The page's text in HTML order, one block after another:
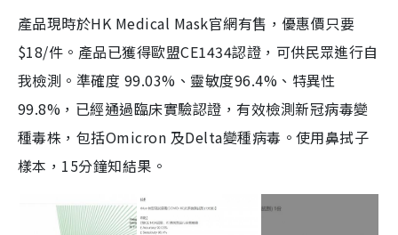
產品現時於HK Medical Mask官網有售，優惠價只要
$18/件。產品已獲得歐盟CE1434認證，可供民眾進行自
我檢測。準確度 99.03%、靈敏度96.4%、特異性
99.8%，已經通過臨床實驗認證，有效檢測新冠病毒變
種毒株，包括Omicron 及Delta變種病毒。使用鼻拭子
樣本，15分鐘知結果。